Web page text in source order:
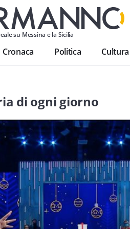
su Messina e la Sicilia
Cronaca Politica Cultura
di ogni giorno